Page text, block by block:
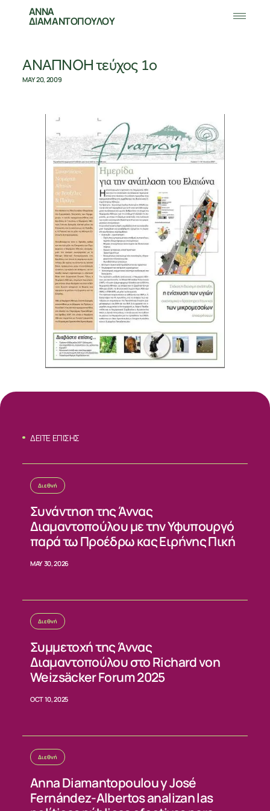
ΣΧΕΤΙΚΑ
ΝΕΑ
ΑΝΝΑ
ΔΙΑΜΑΝΤΟΠΟΥΛΟΥ
ΑΝΑΠΝΟΗ τεύχος 1ο
MAY 20, 2009
ΔΕΙΤΕ ΕΠΙΣΗΣ
Διεθνή
Συνάντηση της Άννας
Διαμαντοπούλου με την Υφυπουργό
παρά τω Προέδρω κας Ειρήνης Πική
MAY 30, 2026
Διεθνή
Συμμετοχή της Άννας
Διαμαντοπούλου στο Richard von
Weizsäcker Forum 2025
OCT 10, 2025
Διεθνή
Anna Diamantopoulou y José
Fernández-Albertos analizan las